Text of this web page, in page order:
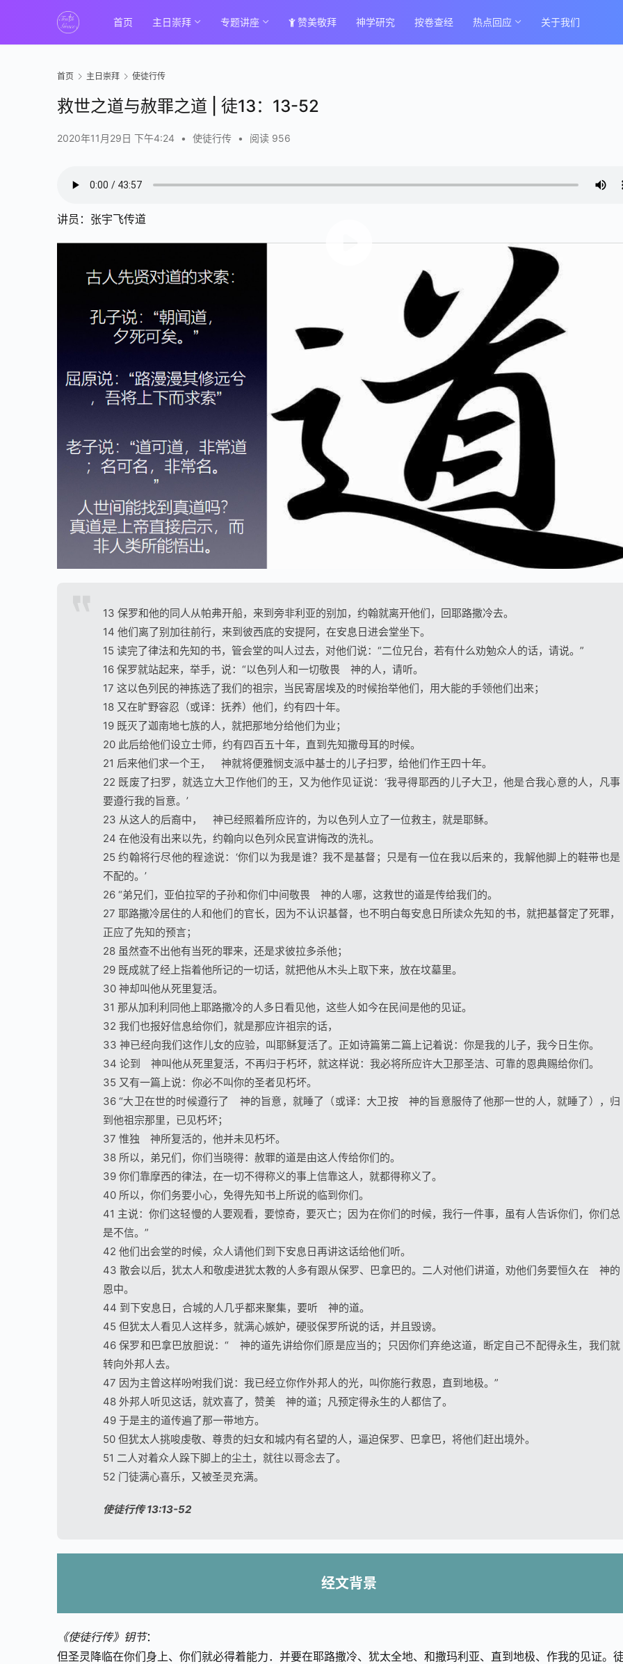
首页 主日崇拜 专题讲座 赞美敬拜 神学研究 按卷查经 热点回应 关于我们
首页 主日崇拜 使徒行传
救世之道与赦罪之道 | 徒13：13-52
2020年11月29日 下午4:24 • 使徒行传 • 阅读 956
讲员：张宇飞传道
00:00 / 44:03
13 保罗和他的同人从帕弗开船，来到旁非利亚的别加，约翰就离开他们，回耶路撒冷去。
14 他们离了别加往前行，来到彼西底的安提阿，在安息日进会堂坐下。
15 读完了律法和先知的书，管会堂的叫人过去，对他们说：“二位兄台，若有什么劝勉众人的话，请说。”
16 保罗就站起来，举手，说：“以色列人和一切敬畏 神的人，请听。
17 这以色列民的神拣选了我们的祖宗，当民寄居埃及的时候抬举他们，用大能的手领他们出来；
18 又在旷野容忍（或译：抚养）他们，约有四十年。
19 既灭了迦南地七族的人，就把那地分给他们为业；
20 此后给他们设立士师，约有四百五十年，直到先知撒母耳的时候。
21 后来他们求一个王， 神就将便雅悯支派中基士的儿子扫罗，给他们作王四十年。
22 既废了扫罗，就选立大卫作他们的王，又为他作见证说：‘我寻得耶西的儿子大卫，他是合我心意的人，凡事
要遵行我的旨意。’
23 从这人的后裔中， 神已经照着所应许的，为以色列人立了一位救主，就是耶稣。
24 在他没有出来以先，约翰向以色列众民宣讲悔改的洗礼。
25 约翰将行尽他的程途说：‘你们以为我是谁？我不是基督；只是有一位在我以后来的，我解他脚上的鞋带也是
不配的。’
26 “弟兄们，亚伯拉罕的子孙和你们中间敬畏 神的人哪，这救世的道是传给我们的。
27 耶路撒冷居住的人和他们的官长，因为不认识基督，也不明白每安息日所读众先知的书，就把基督定了死罪，
正应了先知的预言；
28 虽然查不出他有当死的罪来，还是求彼拉多杀他；
29 既成就了经上指着他所记的一切话，就把他从木头上取下来，放在坟墓里。
30 神却叫他从死里复活。
31 那从加利利同他上耶路撒冷的人多日看见他，这些人如今在民间是他的见证。
32 我们也报好信息给你们，就是那应许祖宗的话，
33 神已经向我们这作儿女的应验，叫耶稣复活了。正如诗篇第二篇上记着说：你是我的儿子，我今日生你。
34 论到 神叫他从死里复活，不再归于朽坏，就这样说：我必将所应许大卫那圣洁、可靠的恩典赐给你们。
35 又有一篇上说：你必不叫你的圣者见朽坏。
36 “大卫在世的时候遵行了 神的旨意，就睡了（或译：大卫按 神的旨意服侍了他那一世的人，就睡了），归
到他祖宗那里，已见朽坏；
37 惟独 神所复活的，他并未见朽坏。
38 所以，弟兄们，你们当晓得：赦罪的道是由这人传给你们的。
39 你们靠摩西的律法，在一切不得称义的事上信靠这人，就都得称义了。
40 所以，你们务要小心，免得先知书上所说的临到你们。
41 主说：你们这轻慢的人要观看，要惊奇，要灭亡；因为在你们的时候，我行一件事，虽有人告诉你们，你们总
是不信。”
42 他们出会堂的时候，众人请他们到下安息日再讲这话给他们听。
43 散会以后，犹太人和敬虔进犹太教的人多有跟从保罗、巴拿巴的。二人对他们讲道，劝他们务要恒久在 神的
恩中。
44 到下安息日，合城的人几乎都来聚集，要听 神的道。
45 但犹太人看见人这样多，就满心嫉妒，硬驳保罗所说的话，并且毁谤。
46 保罗和巴拿巴放胆说：“ 神的道先讲给你们原是应当的；只因你们弃绝这道，断定自己不配得永生，我们就
转向外邦人去。
47 因为主曾这样吩咐我们说：我已经立你作外邦人的光，叫你施行救恩，直到地极。”
48 外邦人听见这话，就欢喜了，赞美 神的道；凡预定得永生的人都信了。
49 于是主的道传遍了那一带地方。
50 但犹太人挑唆虔敬、尊贵的妇女和城内有名望的人，逼迫保罗、巴拿巴，将他们赶出境外。
51 二人对着众人跺下脚上的尘土，就往以哥念去了。
52 门徒满心喜乐，又被圣灵充满。
使徒行传 13:13-52
经文背景
《使徒行传》钥节：
但圣灵降临在你们身上、你们就必得着能力．并要在耶路撒冷、犹太全地、和撒玛利亚、直到地极、作我的见证。